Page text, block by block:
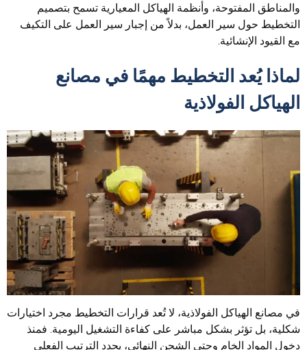
والمناطق المفتوحة، وأنظمة الهياكل المعيارية تسمح بتصميم
التخطيط حول سير العمل، بدلاً من إجبار سير العمل على التكيف
مع القيود الإنشائية.
لماذا يُعد التخطيط مهمًا في مصانع
الهياكل الفولاذية
في مصانع الهياكل الفولاذية، لا تُعد قرارات التخطيط مجرد اختيارات
شكلية، بل تؤثر بشكل مباشر على كفاءة التشغيل اليومية. فمنذ
دخول المواد الخام وحتى الشحن النهائي، يحدد الترتيب الفعلي